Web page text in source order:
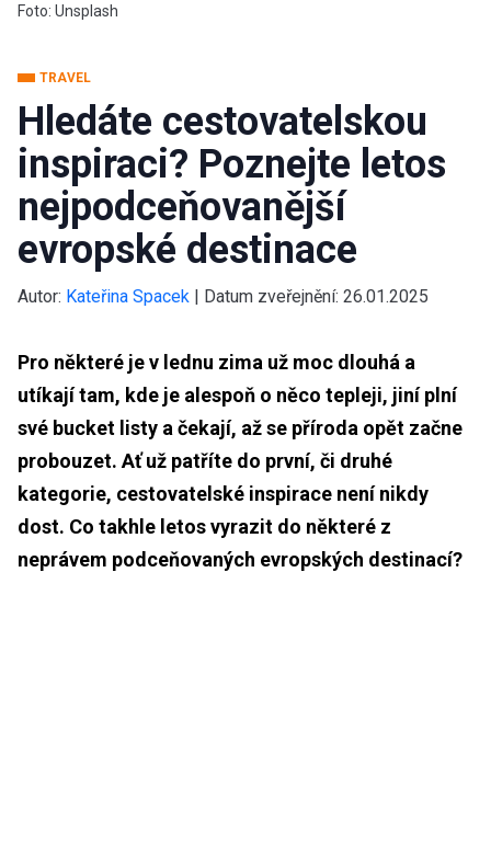
Foto: Unsplash
TRAVEL
Hledáte cestovatelskou
inspiraci? Poznejte letos
nejpodceňovanější
evropské destinace
Autor: Kateřina Spacek | Datum zveřejnění: 26.01.2025
Pro některé je v lednu zima už moc dlouhá a
utíkají tam, kde je alespoň o něco tepleji, jiní plní
své bucket listy a čekají, až se příroda opět začne
probouzet. Ať už patříte do první, či druhé
kategorie, cestovatelské inspirace není nikdy
dost. Co takhle letos vyrazit do některé z
neprávem podceňovaných evropských destinací?